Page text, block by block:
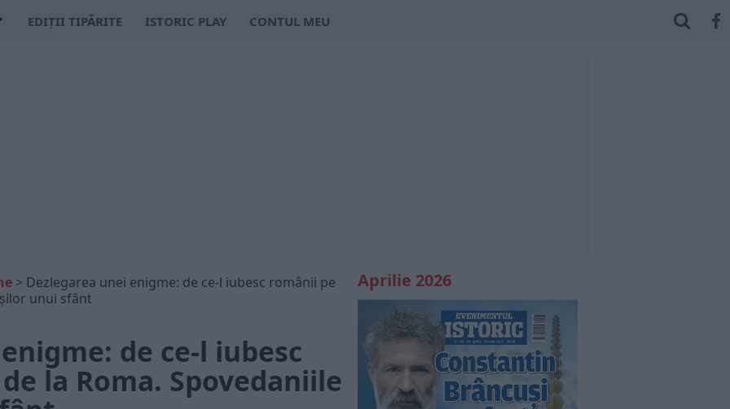
EDIȚII TIPĂRITE ISTORIC PLAY CONTUL MEU
> Dezlegarea unei enigme: de ce-l iubesc românii pe
unui sfânt
de ce-l iubesc
la Roma. Spovedaniile
Aprilie 2026